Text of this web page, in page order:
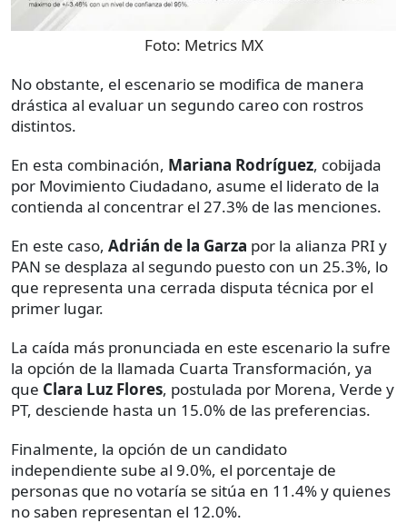
Foto: Metrics MX
No obstante, el escenario se modifica de manera
drástica al evaluar un segundo careo con rostros
distintos.
En esta combinación, Mariana Rodríguez, cobijada
por Movimiento Ciudadano, asume el liderato de la
contienda al concentrar el 27.3% de las menciones.
En este caso, Adrián de la Garza por la alianza PRI y
PAN se desplaza al segundo puesto con un 25.3%, lo
que representa una cerrada disputa técnica por el
primer lugar.
La caída más pronunciada en este escenario la sufre
la opción de la llamada Cuarta Transformación, ya
que Clara Luz Flores, postulada por Morena, Verde y
PT, desciende hasta un 15.0% de las preferencias.
Finalmente, la opción de un candidato
independiente sube al 9.0%, el porcentaje de
personas que no votaría se sitúa en 11.4% y quienes
no saben representan el 12.0%.